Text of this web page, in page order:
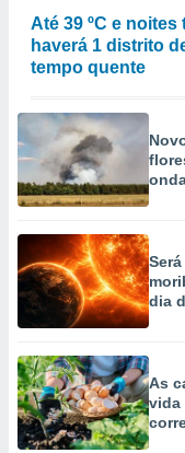
Até 39 ºC e
haverá 1 distrito
tempo quente
dia
As
vida